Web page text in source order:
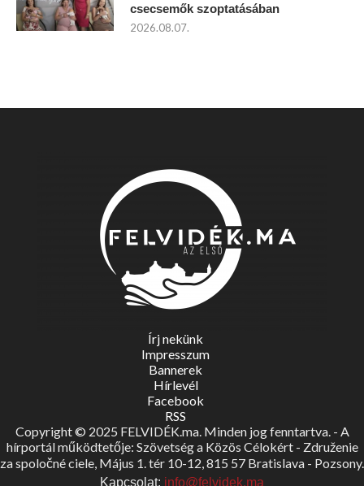
csecsemők szoptatásában
2026.08.07.
Írj nekünk
Impresszum
Bannerek
Hírlevél
Facebook
RSS
Copyright © 2025 FELVIDÉK.ma. Minden jog fenntartva. - A
hírportál működtetője: Szövetség a Közös Célokért - Združenie
za spoločné ciele, Május 1. tér 10-12, 815 57 Bratislava - Pozsony.
Kapcsolat: info@felvidek.ma